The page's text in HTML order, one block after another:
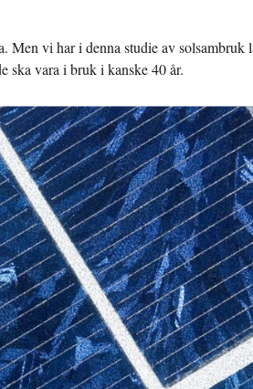
Men vi har i denna studie av solsambruk
ska vara i bruk i kanske 40 år.